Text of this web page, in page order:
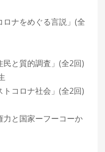
ロナをめぐる言説」(全
民と質的調査」(全2回)
トコロナ社会」(全2回)
力と国家ーフーコーか